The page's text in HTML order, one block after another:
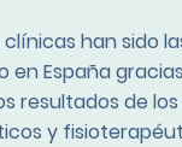
han sido
en España
resultados de
y